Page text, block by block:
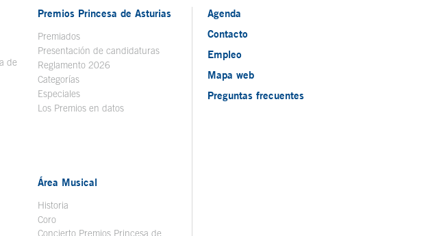
nueva
de
Premios Princesa de Asturias
Premiados
Presentación de candidaturas
Reglamento 2026
Categorías
Especiales
Los Premios en datos
Área Musical
Historia
Coro
Concierto Premios Princesa de
Agenda
Contacto
Empleo
Mapa web
Preguntas frecuentes